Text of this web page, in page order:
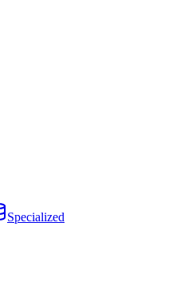
Specialized